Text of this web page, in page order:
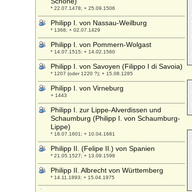
* 22.07.1478; + 25.09.1506
Philipp I. von Nassau-Weilburg
* 1368; + 02.07.1429
Philipp I. von Pommern-Wolgast
* 14.07.1515; + 14.02.1560
Philipp I. von Savoyen (Filippo I di Savoia)
* 1207 (oder 1220 ?); + 15.08.1285
Philipp I. von Virneburg
+ 1443
Philipp I. zur Lippe-Alverdissen und
Schaumburg (Philipp I. von Schaumburg-
Lippe)
* 18.07.1601; + 10.04.1681
Philipp II. (Felipe II.) von Spanien
* 21.05.1527; + 13.09.1598
Philipp II. Albrecht von Württemberg
* 14.11.1893; + 15.04.1975